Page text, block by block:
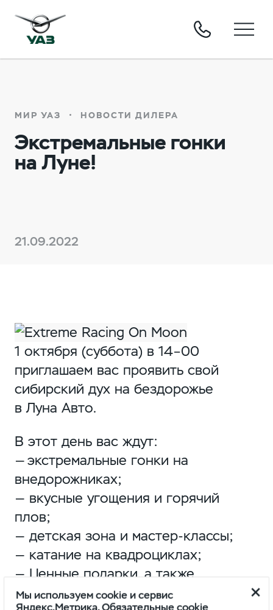
МИР УАЗ НОВОСТИ ДИЛЕРА
Экстремальные гонки
на Луне!
21.09.2022
1 октября (суббота) в 14–00
приглашаем вас проявить свой
сибирский дух на бездорожье
в Луна Авто.
В этот день вас ждут:
— экстремальные гонки на
внедорожниках;
— вкусные угощения и горячий
плов;
— детская зона и мастер-классы;
— катание на квадроциклах;
— Ценные подарки, а также
интересные развлечения для всей
Мы используем cookie и сервис